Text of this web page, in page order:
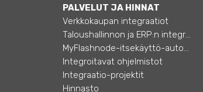
PALVELUT JA HINNAT
Verkkokaupan integraatiot
Taloushallinnon ja ERP:n integraatiot
MyFlashnode-itsekäyttö-automaatio
Integroitavat ohjelmistot
Integraatio-projektit
Hinnasto